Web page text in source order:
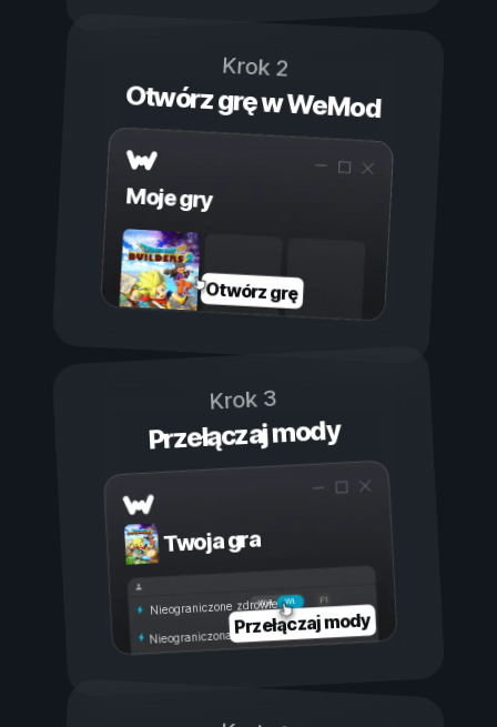
Krok 2
Otwórz grę w WeMod
Moje gry
Otwórz grę
Krok 3
Przełączaj mody
Twoja gra
Wł.
Wył.
Nieograniczone zdrowie
Nieograniczona wytrzymałość
Przełączaj mody